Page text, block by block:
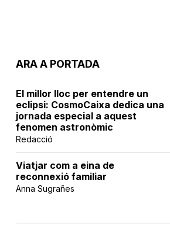
ARA A PORTADA
El millor lloc per entendre un
eclipsi: CosmoCaixa dedica una
jornada especial a aquest
fenomen astronòmic
Redacció
Viatjar com a eina de
reconnexió familiar
Anna Sugrañes